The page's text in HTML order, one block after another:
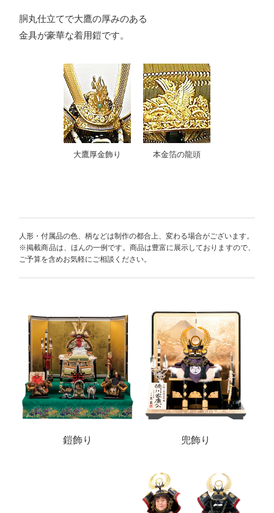
胴丸仕立てで大鷹の厚みのある
金具が豪華な着用鎧です。
大鷹厚金飾り 本金箔の龍頭
人形・付属品の色、柄などは制作の都合上、変わる場合がございます。
※掲載商品は、ほんの一例です。商品は豊富に展示しておりますので、
ご予算を含めお気軽にご相談ください。
鎧飾り 兜飾り